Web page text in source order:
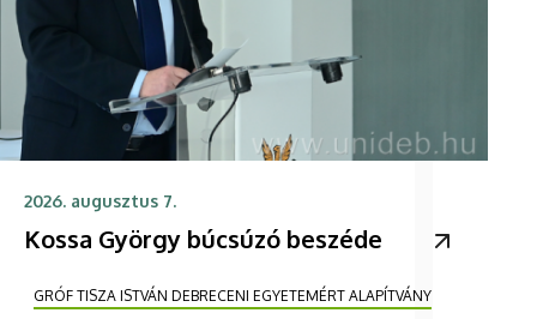
2026. augusztus 7.
Kossa György búcsúzó beszéde
GRÓF TISZA ISTVÁN DEBRECENI EGYETEMÉRT ALAPÍTVÁNY